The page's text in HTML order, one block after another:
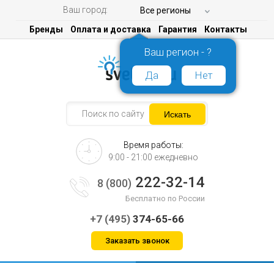
Ваш город: Все регионы
Ваш регион - ?
Да
Нет
Бренды Оплата и доставка Гарантия Контакты
Время работы:
9:00 - 21:00 ежедневно
8 (800) 222-32-14
Бесплатно по России
+7 (495) 374-65-66
Заказать звонок